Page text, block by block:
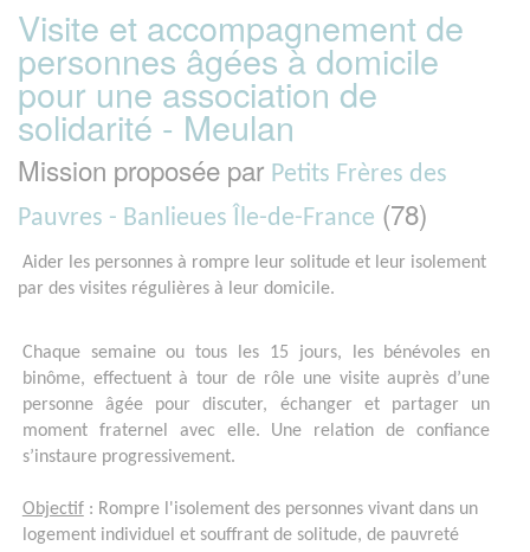
Visite et accompagnement de
personnes âgées à domicile
pour une association de
solidarité - Meulan
Mission proposée par Petits Frères des
Pauvres - Banlieues Île-de-France (78)
Aider les personnes à rompre leur solitude et leur isolement
par des visites régulières à leur domicile.
Chaque semaine ou tous les 15 jours,
les bénévoles en
binôme, effectuent à tour de rôle une visite auprès d’une
personne âgée pour discuter, échanger et partager un
moment fraternel avec elle. Une relation de confiance
s’instaure progressivement.
Objectif: Rompre l'isolement des personnes vivant dans un
logement individuel et souffrant de solitude, de pauvreté